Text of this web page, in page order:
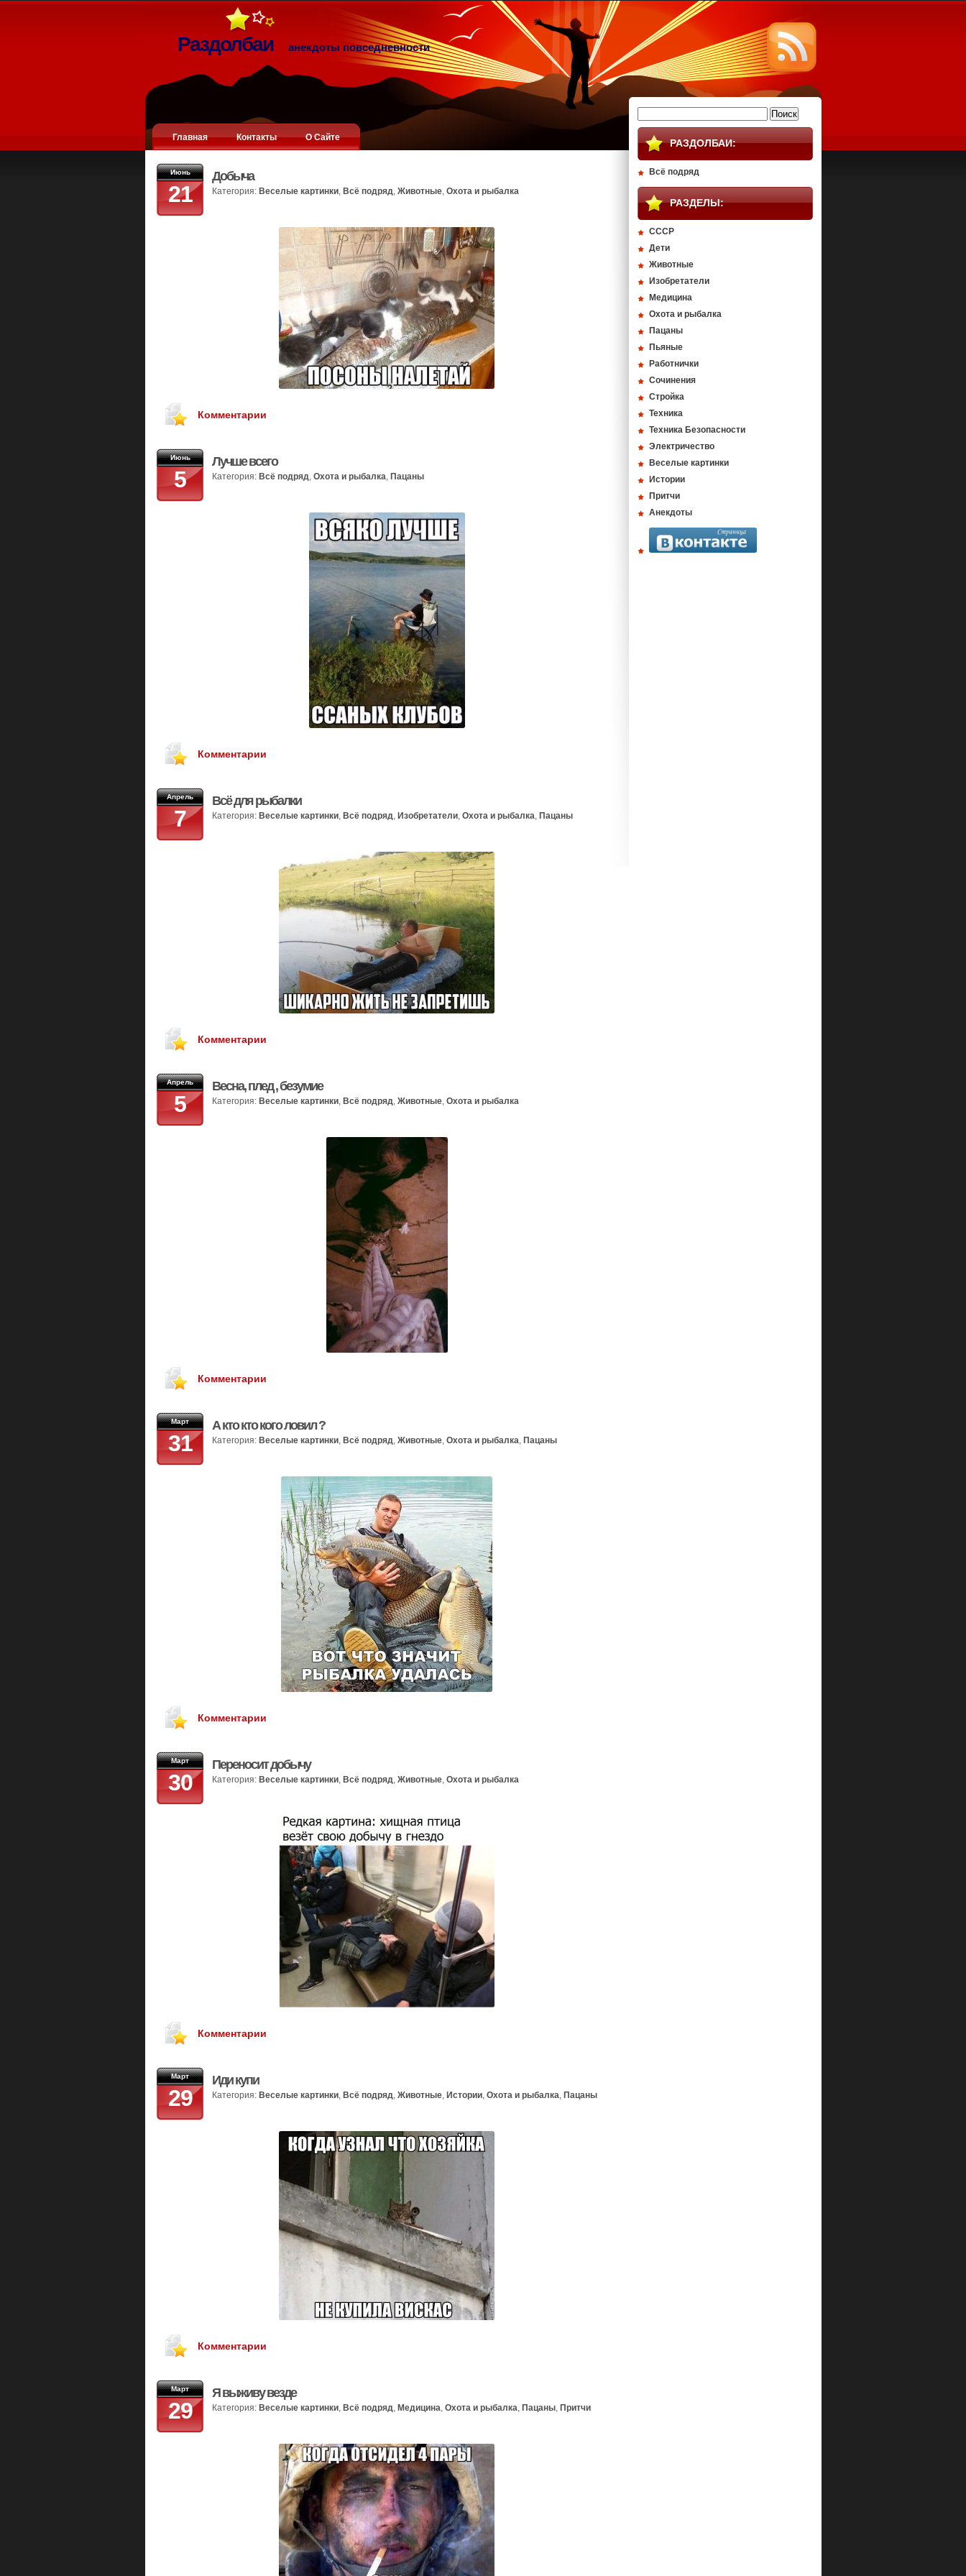
Раздолбаи анекдоты повседневности
Главная Контакты О Сайте
Июнь
21
Добыча
Категория: Веселые картинки, Всё подряд, Животные, Охота и рыбалка
Комментарии
Июнь
5
Лучше всего
Категория: Всё подряд, Охота и рыбалка, Пацаны
Комментарии
Апрель
7
Всё для рыбалки
Категория: Веселые картинки, Всё подряд, Изобретатели, Охота и рыбалка, Пацаны
Комментарии
Апрель
5
Весна, плед , безумие
Категория: Веселые картинки, Всё подряд, Животные, Охота и рыбалка
Комментарии
Март
31
А кто кто кого ловил ?
Категория: Веселые картинки, Всё подряд, Животные, Охота и рыбалка, Пацаны
Комментарии
Март
30
Переносит добычу
Категория: Веселые картинки, Всё подряд, Животные, Охота и рыбалка
Комментарии
Март
29
Иди купи
Категория: Веселые картинки, Всё подряд, Животные, Истории, Охота и рыбалка, Пацаны
Комментарии
Март
29
Я выживу везде
Категория: Веселые картинки, Всё подряд, Медицина, Охота и рыбалка, Пацаны, Притчи
РАЗДОЛБАИ:
Всё подряд
РАЗДЕЛЫ:
СССР
Дети
Животные
Изобретатели
Медицина
Охота и рыбалка
Пацаны
Пьяные
Работнички
Сочинения
Стройка
Техника
Техника Безопасности
Электричество
Веселые картинки
Истории
Притчи
Анекдоты